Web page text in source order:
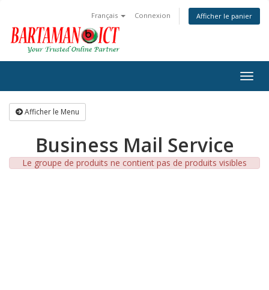
Français Connexion Afficher le panier
Afficher le Menu
Business Mail Service
Le groupe de produits ne contient pas de produits visibles